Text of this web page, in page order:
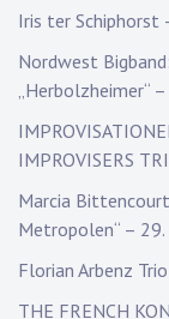
Iris ter Schiphorst
Nordwest
„Herbolzheimer“
IMPROVISERS
Marcia
Metropolen“ –
Florian Arbenz
THE FRENCH